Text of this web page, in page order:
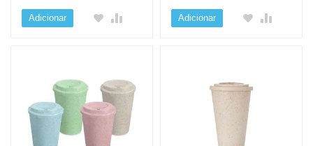
Adicionar Adicionar